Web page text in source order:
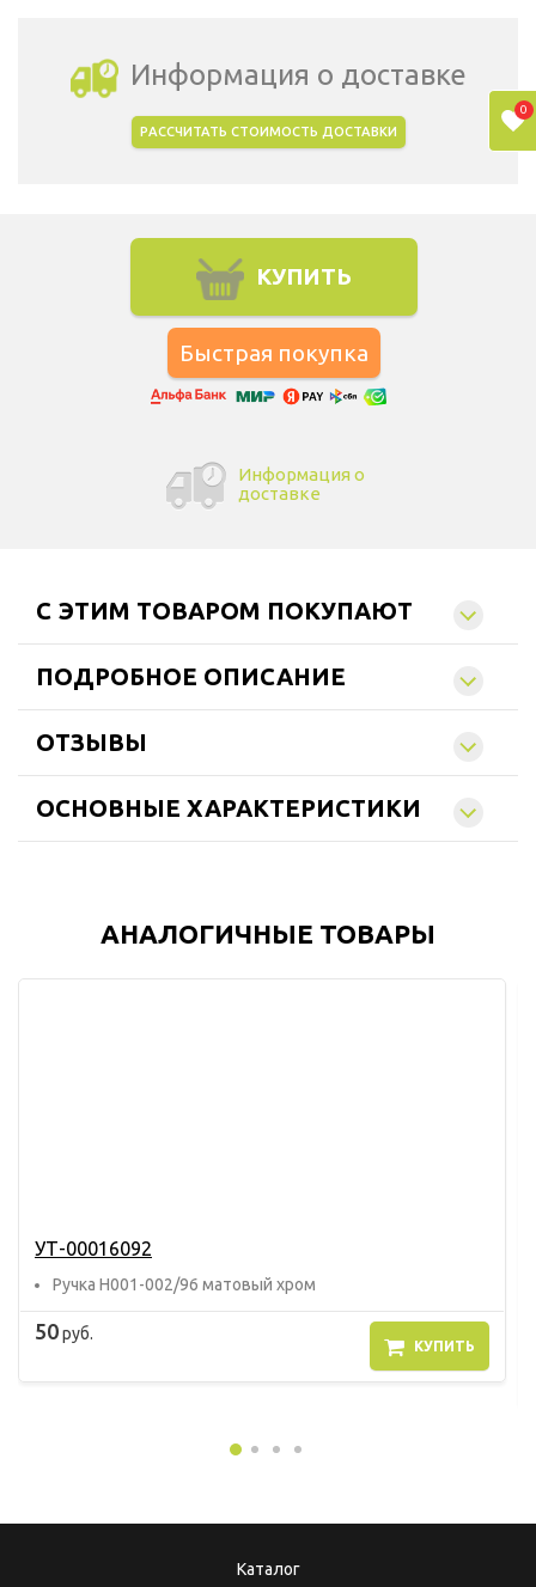
Информация о доставке
РАССЧИТАТЬ СТОИМОСТЬ ДОСТАВКИ
КУПИТЬ
Информация о
доставке
C ЭТИМ ТОВАРОМ ПОКУПАЮТ
ПОДРОБНОЕ ОПИСАНИЕ
ОТЗЫВЫ
ОСНОВНЫЕ ХАРАКТЕРИСТИКИ
АНАЛОГИЧНЫЕ ТОВАРЫ
УТ-00016092
Ручка Н001-002/96 матовый хром
50руб.
КУПИТЬ
Каталог
0